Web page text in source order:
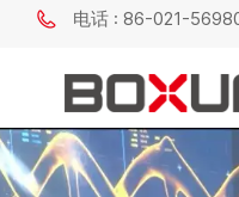
电话 : 86-021-